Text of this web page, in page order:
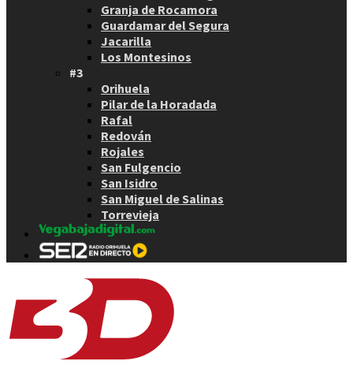
Granja de Rocamora
Guardamar del Segura
Jacarilla
Los Montesinos
#3
Orihuela
Pilar de la Horadada
Rafal
Redován
Rojales
San Fulgencio
San Isidro
San Miguel de Salinas
Torrevieja